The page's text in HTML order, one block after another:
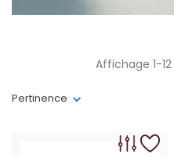
Pertinence
Affichage 1-